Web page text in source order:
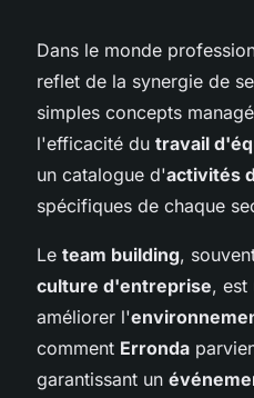
Dans le monde
reflet de la synergie de
simples concepts
l'efficacité du travail
un catalogue d'activités
spécifiques de chaque
Le team building,
culture d'entreprise, est
améliorer l'
comment Erronda
garantissant un